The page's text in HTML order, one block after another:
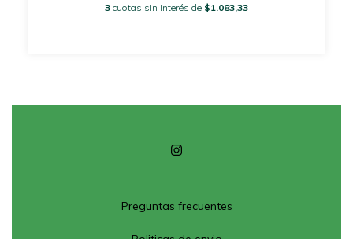
3 cuotas sin interés de $1.083,33
Preguntas frecuentes